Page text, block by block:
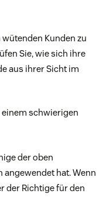
Kunden zu
Sie, wie sich ihre
aus ihrer Sicht im
schwierigen
der oben
hat. Wenn
der Richtige für den